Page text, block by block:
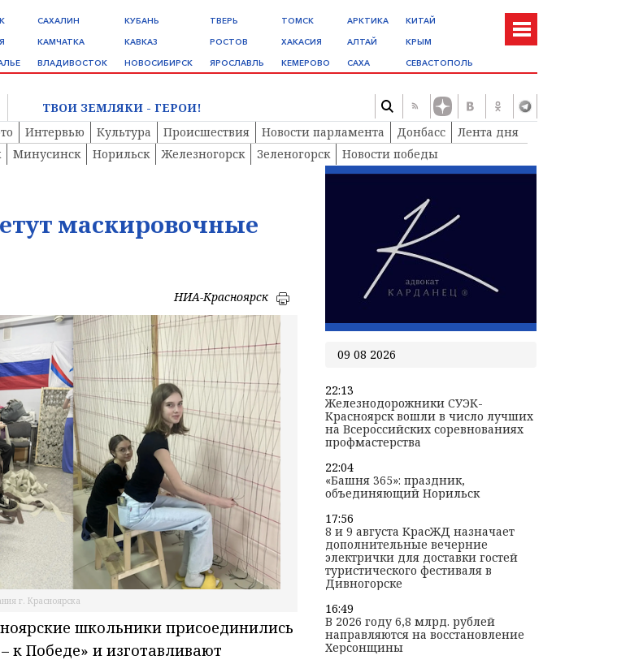
САХАЛИН
КАМЧАТКА
ВЛАДИВОСТОК
КУБАНЬ
КАВКАЗ
НОВОСИБИРСК
ТВЕРЬ
РОСТОВ
ЯРОСЛАВЛЬ
ТОМСК
ХАКАСИЯ
КЕМЕРОВО
АРКТИКА
АЛТАЙ
САХА
КИТАЙ
КРЫМ
СЕВАСТОПОЛЬ
ТВОИ ЗЕМЛЯКИ - ГЕРОИ!
Интервью Культура Происшествия Новости парламента Донбасс
Лента дня
Минусинск Норильск Железногорск Зеленогорск
Новости победы
маскировочные
НИА-Красноярск
г. Красноярска
школьники присоединились
к Победе» и изготавливают
09 08 2026
22:13
Железнодорожники СУЭК-
Красноярск вошли в число лучших
на Всероссийских соревнованиях
профмастерства
22:04
«Башня 365»: праздник,
объединяющий Норильск
17:56
8 и 9 августа КрасЖД назначает
дополнительные вечерние
электрички для доставки гостей
туристического фестиваля в
Дивногорске
16:49
В 2026 году 6,8 млрд. рублей
направляются на восстановление
Херсонщины